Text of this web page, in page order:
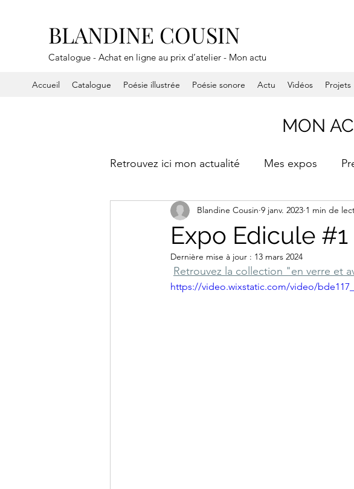
BLANDINE COUSIN
Catalogue - Achat en ligne au prix d’atelier - Mon actu
Accueil Catalogue Poésie illustrée Poésie sonore Actu Vidéos Projets
MON
Retrouvez ici mon actualité Mes expos
Performances On a aimé Mes
Expo Edicule
Blandine Cousin 9 janv. 2023 1 min de
Dernière mise à jour : 13 mars 2024
Retrouvez la collection "en verre et
https://video.wixstatic.com/video/